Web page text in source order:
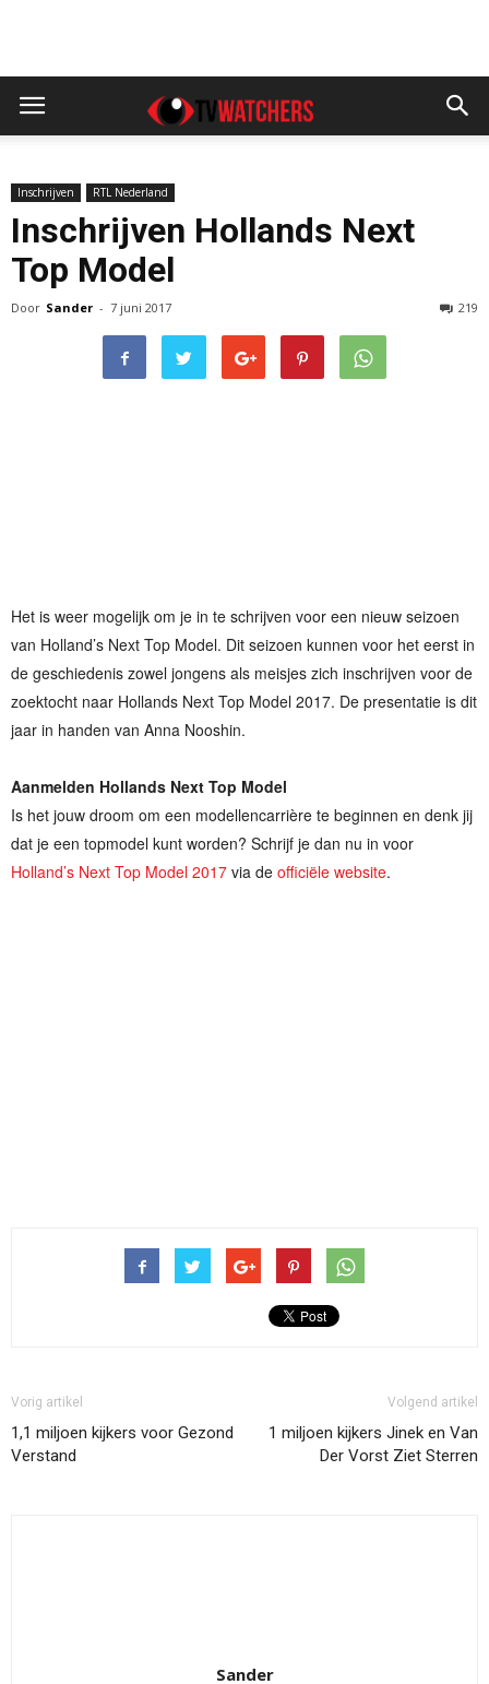
Inschrijven RTL Nederland
Inschrijven Hollands Next
Top Model
Door Sander - 7 juni 2017 219
Het is weer mogelijk om je in te schrijven voor een nieuw seizoen
van Holland’s Next Top Model. Dit seizoen kunnen voor het eerst in
de geschiedenis zowel jongens als meisjes zich inschrijven voor de
zoektocht naar Hollands Next Top Model 2017. De presentatie is dit
jaar in handen van Anna Nooshin.
Aanmelden Hollands Next Top Model
Is het jouw droom om een modellencarrière te beginnen en denk jij
dat je een topmodel kunt worden? Schrijf je dan nu in voor
Holland’s Next Top Model 2017 via de officiële website.
Vorig artikel
1,1 miljoen kijkers voor Gezond
Verstand
Volgend artikel
1 miljoen kijkers Jinek en Van
Der Vorst Ziet Sterren
Sander